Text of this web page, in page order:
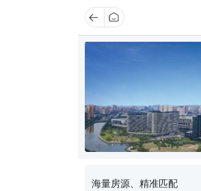
海量房源、精准匹配